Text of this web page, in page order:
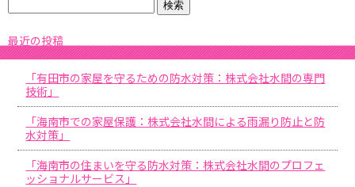
最近の投稿
「有田市の家屋を守るための防水対策：株式会社水間の専門
技術」
「海南市での家屋保護：株式会社水間による雨漏り防止と防
水対策」
「海南市の住まいを守る防水対策：株式会社水間のプロフェ
ッショナルサービス」